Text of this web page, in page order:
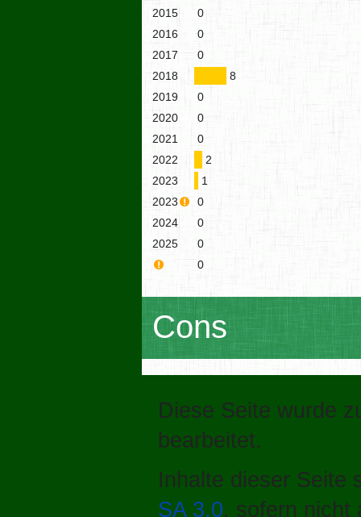
2015
0
2016
0
2017
0
2018
8
2019
0
2020
0
2021
0
2022
2
2023
1
2023
0
2024
0
2025
0
0
Cons
Diese Seite wurde
bearbeitet.
Inhalte dieser Seite
SA 3.0, sofern nicht